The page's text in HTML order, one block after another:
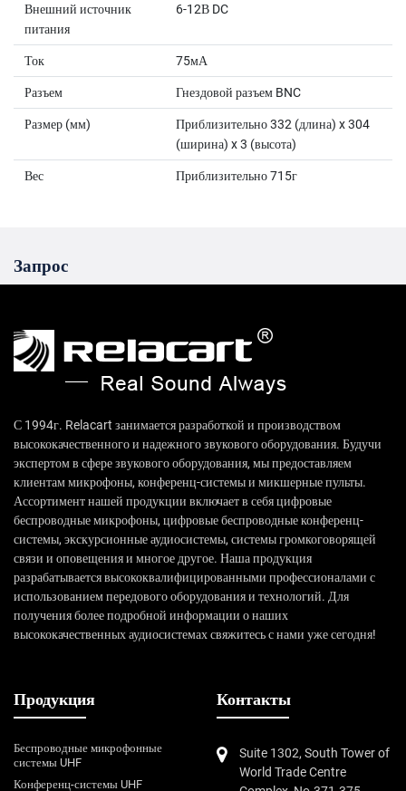
Внешний источник
питания
6-12В DC
Ток 75мА
Разъем Гнездовой разъем BNC
Размер (мм)
Приблизительно 332 (длина) x 304
(ширина) x 3 (высота)
Вес Приблизительно 715г
Запрос
С 1994г. Relacart занимается разработкой и производством
высококачественного и надежного звукового оборудования. Будучи
экспертом в сфере звукового оборудования, мы предоставляем
клиентам микрофоны, конференц-системы и микшерные пульты.
Ассортимент нашей продукции включает в себя цифровые
беспроводные микрофоны, цифровые беспроводные конференц-
системы, экскурсионные аудиосистемы, системы громкоговорящей
связи и оповещения и многое другое. Наша продукция
разрабатывается высококвалифицированными профессионалами с
использованием передового оборудования и технологий. Для
получения более подробной информации о наших
высококачественных аудиосистемах свяжитесь с нами уже сегодня!
Продукция
Беспроводные микрофонные
системы UHF
Конференц-системы UHF
Контакты
Suite 1302, South Tower of
World Trade Centre